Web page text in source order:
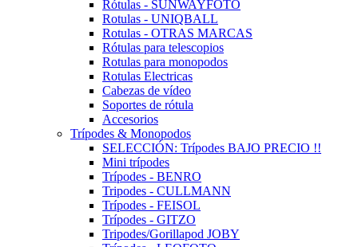
Rótulas - SUNWAYFOTO
Rotulas - UNIQBALL
Rotulas - OTRAS MARCAS
Rótulas para telescopios
Rotulas para monopodos
Rotulas Electricas
Cabezas de vídeo
Soportes de rótula
Accesorios
Trípodes & Monopodos
SELECCIÓN: Trípodes BAJO PRECIO !!
Mini trípodes
Trípodes - BENRO
Tripodes - CULLMANN
Trípodes - FEISOL
Trípodes - GITZO
Tripodes/Gorillapod JOBY